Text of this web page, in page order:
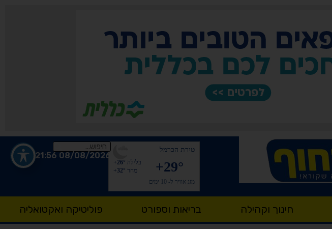
טירת הכרמל
+29° בלילה +26°
מחר +32°
מזג אוויר ל- 10 ימים
08/08/2026 21:56
חינוך וקהילה בריאות וספורט פוליטיקה ואקטואליה